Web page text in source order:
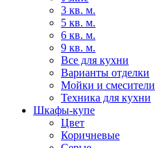
3 кв. м.
5 кв. м.
6 кв. м.
9 кв. м.
Все для кухни
Варианты отделки
Мойки и смесители
Техника для кухни
Шкафы-купе
Цвет
Коричневые